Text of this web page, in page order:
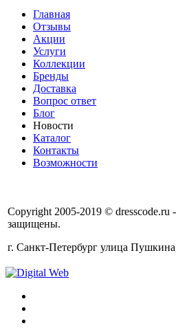
Главная
Отзывы
Акции
Услуги
Коллекции
Бренды
Доставка
Вопрос ответ
Блог
Новости
Каталог
Контакты
Возможности
Copyright 2005-2019 © dresscode.ru
защищены.
г. Санкт-Петербург улица